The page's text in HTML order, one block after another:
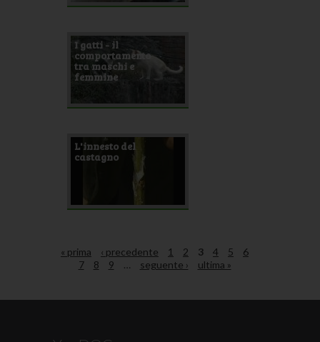
I gatti - il
comportamento
tra maschi e
femmine
L'innesto del
castagno
« prima ‹ precedente 1 2 3 4 5
6
7
8 9 … seguente › ultima »